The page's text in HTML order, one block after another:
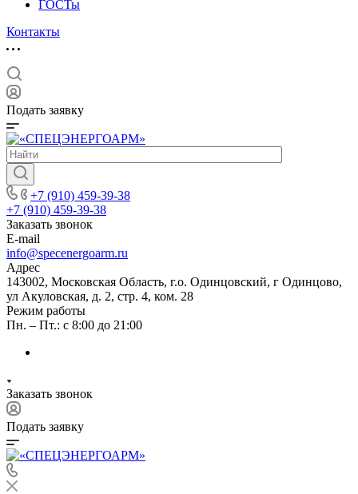
ГОСТы
Контакты
Подать заявку
+7 (910) 459-39-38
+7 (910) 459-39-38
Заказать звонок
E-mail
info@specenergoarm.ru
Адрес
143002, Московская Область, г.о. Одинцовский, г Одинцово,
ул Акуловская, д. 2, стр. 4, ком. 28
Режим работы
Пн. – Пт.: с 8:00 до 21:00
Заказать звонок
Подать заявку